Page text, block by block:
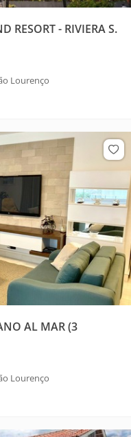
RESORT - RIVIERA S.
Lourenço
AL MAR (3
Lourenço